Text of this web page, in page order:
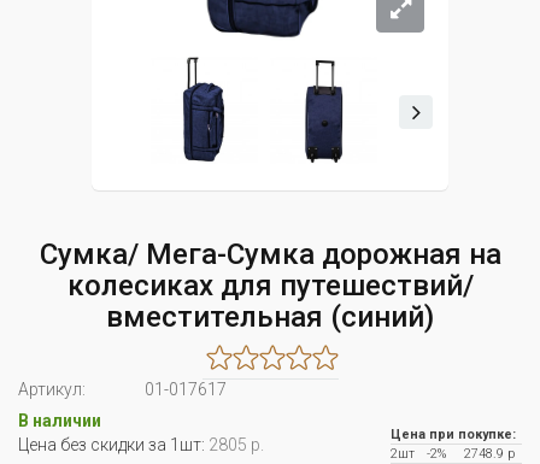
Сумка/ Мега-Сумка дорожная на
колесиках для путешествий/
вместительная (синий)
Артикул:
01-017617
В наличии
Цена без скидки за 1шт: 2805 р.
Цена при покупке:
2шт
-2%
2748.9 р